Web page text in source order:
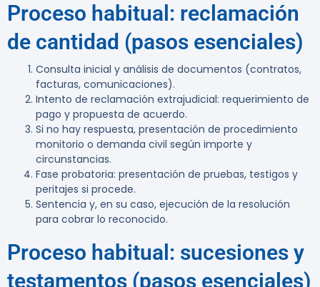
Proceso habitual: reclamación
de cantidad (pasos esenciales)
Consulta inicial y análisis de documentos (contratos,
facturas, comunicaciones).
Intento de reclamación extrajudicial: requerimiento de
pago y propuesta de acuerdo.
Si no hay respuesta, presentación de procedimiento
monitorio o demanda civil según importe y
circunstancias.
Fase probatoria: presentación de pruebas, testigos y
peritajes si procede.
Sentencia y, en su caso, ejecución de la resolución
para cobrar lo reconocido.
Proceso habitual: sucesiones y
testamentos (pasos esenciales)